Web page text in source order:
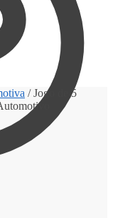
/Jogo de 5